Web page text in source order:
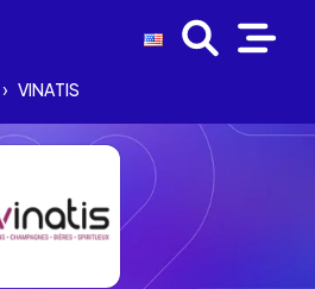
› VINATIS